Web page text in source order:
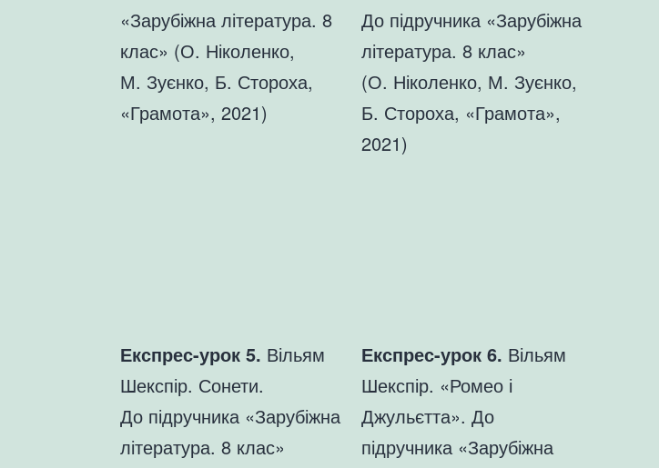
«Зарубіжна література. 8
клас» (О. Ніколенко,
М. Зуєнко, Б. Стороха,
«Грамота», 2021)
До підручника «Зарубіжна
література. 8 клас»
(О. Ніколенко, М. Зуєнко,
Б. Стороха, «Грамота»,
2021)
Експрес-урок 5. Вільям
Шекспір. Сонети.
До підручника «Зарубіжна
література. 8 клас»
Експрес-урок 6. Вільям
Шекспір. «Ромео і
Джульєтта». До
підручника «Зарубіжна